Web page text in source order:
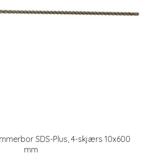
SDS-Plus, 4-skjærs 10x600
mm